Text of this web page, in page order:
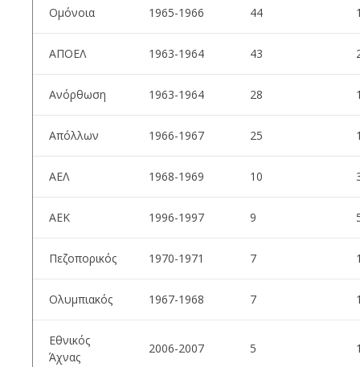
Ομόνοια 1965-1966 44
ΑΠΟΕΛ 1963-1964 43
Ανόρθωση 1963-1964 28
Απόλλων 1966-1967 25
ΑΕΛ 1968-1969 10
ΑΕΚ 1996-1997 9
Πεζοπορικός 1970-1971 7
Ολυμπιακός 1967-1968 7
Εθνικός
Άχνας
2006-2007 5